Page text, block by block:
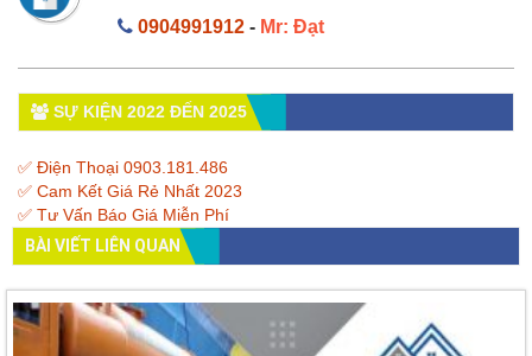
0904991912- Mr: Đạt
SỰ KIỆN 2022 ĐẾN 2025
✅ Điện Thoại 0903.181.486
✅ Cam Kết Giá Rẻ Nhất 2023
✅ Tư Vấn Báo Giá Miễn Phí
BÀI VIẾT LIÊN QUAN